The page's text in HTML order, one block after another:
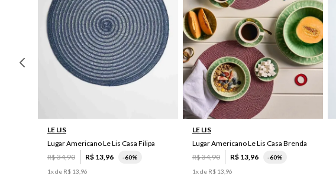
LE LIS
Lugar Americano Le Lis Casa Filipa
R$34,90 R$ 13,96 -60%
1x de R$ 13 96
UN
LE LIS
Lugar Americano Le Lis Casa Brenda
R$34,90 R$ 13,96 -60%
1x de R$ 13 96